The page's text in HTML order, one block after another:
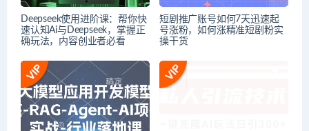
Deepseek使用进阶课：帮你快
速认知Ai与Deepseek，掌握正
确玩法，内容创业者必看
短剧推广账号如何7天迅速起
号涨粉，如何涨精准短剧粉实
操干货